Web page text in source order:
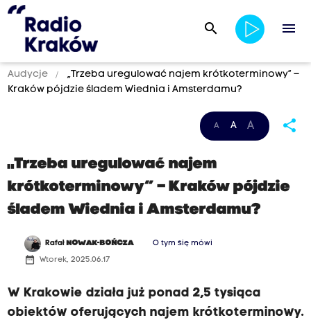
search menu
Audycje
„Trzeba uregulować najem krótkoterminowy” –
Kraków pójdzie śladem Wiednia i Amsterdamu?
A A A share
„Trzeba uregulować najem
krótkoterminowy” – Kraków pójdzie
śladem Wiednia i Amsterdamu?
Rafał NOWAK-BOŃCZA O tym się mówi
date_range Wtorek, 2025.06.17
W Krakowie działa już ponad 2,5 tysiąca
obiektów oferujących najem krótkoterminowy.